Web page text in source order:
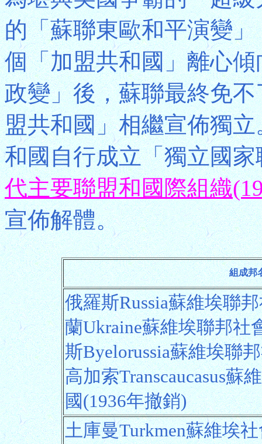
的「蘇聯東歐和平演變
個「加盟共和國」離心
政變」後，蘇聯最終免
盟共和國」相繼宣佈獨
和國自行成立「獨立國
代主要聯盟和國際組織
宣佈解體。
組成邦
俄羅斯Russia蘇維埃聯
蘭Ukraine蘇維埃聯邦社
斯Byelorussia蘇維埃聯
高加索Transcaucasus蘇
國(1936年撤銷)
土庫曼Turkmen蘇維埃